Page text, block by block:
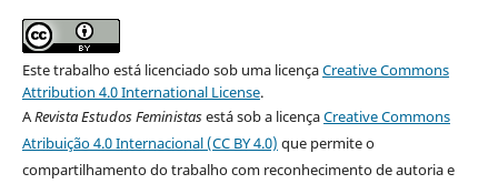
Este trabalho está licenciado sob uma licençaCreative Commons
Attribution 4.0 International License.
ARevista Estudos Feministasestá sob a licençaCreative Commons
Atribuição 4.0 Internacional (CC BY 4.0) que permite o
compartilhamento do trabalho com reconhecimento de autoria e